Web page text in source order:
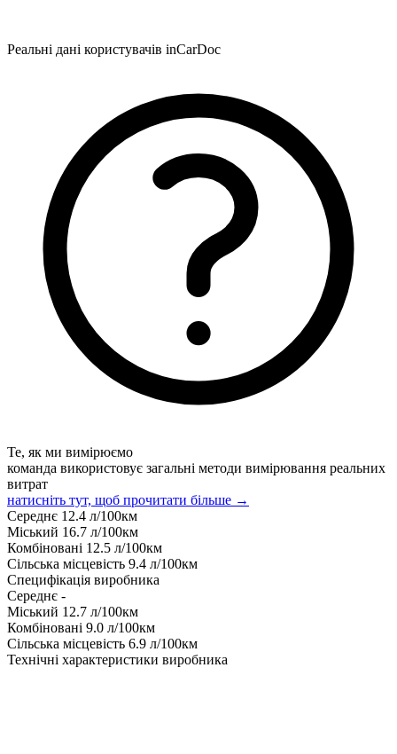
Реальні дані користувачів inCarDoc
Те, як ми вимірюємо
команда використовує загальні методи вимірювання реальних
витрат
натисніть тут, щоб прочитати більше →
Середнє 12.4 л/100км
Міський 16.7 л/100км
Комбіновані 12.5 л/100км
Сільська місцевість 9.4 л/100км
Специфікація виробника
Середнє -
Міський 12.7 л/100км
Комбіновані 9.0 л/100км
Сільська місцевість 6.9 л/100км
Технічні характеристики виробника